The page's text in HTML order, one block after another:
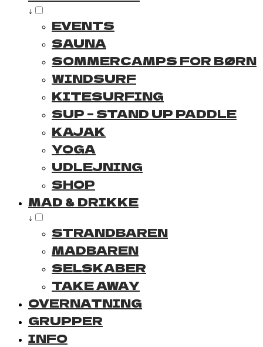
↓
EVENTS
SAUNA
SOMMERCAMPS FOR BØRN
WINDSURF
KITESURFING
SUP – STAND UP PADDLE
KAJAK
YOGA
UDLEJNING
SHOP
MAD & DRIKKE
↓
STRANDBAREN
MADBAREN
SELSKABER
TAKE AWAY
OVERNATNING
GRUPPER
INFO